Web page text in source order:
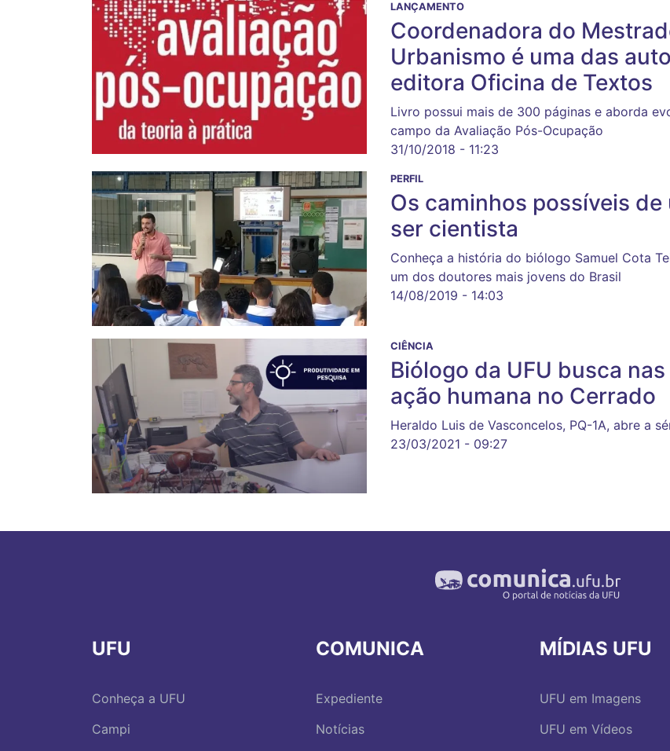
LANÇAMENTO
Coordenadora do
Urbanismo é uma das
editora Oficina de Textos
Livro possui mais de 300 páginas e aborda
campo da Avaliação Pós-Ocupação
31/10/2018 - 11:23
PERFIL
Os caminhos possíveis
ser cientista
Conheça a história do biólogo Samuel Cota
um dos doutores mais jovens do Brasil
14/08/2019 - 14:03
CIÊNCIA
Biólogo da UFU busca
ação humana no Cerrado
Heraldo Luis de Vasconcelos, PQ-1A, abre a
23/03/2021 - 09:27
UFU
Conheça a UFU
Campi
COMUNICA
Expediente
Notícias
MÍDIAS UFU
UFU em Imagens
UFU em Vídeos